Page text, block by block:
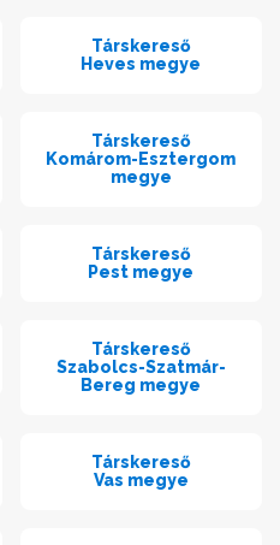
Társkereső
Heves megye
Társkereső
Komárom-Esztergom
megye
Társkereső
Pest megye
Társkereső
Szabolcs-Szatmár-
Bereg megye
Társkereső
Vas megye